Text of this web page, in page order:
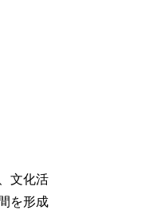
文化活
を形成